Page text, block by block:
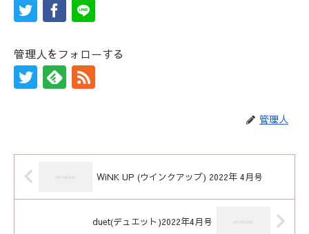
管理人をフォローする
管理人
WiNK UP (ウインクアップ) 2022年 4月号
duet(デュエット)2022年4月号